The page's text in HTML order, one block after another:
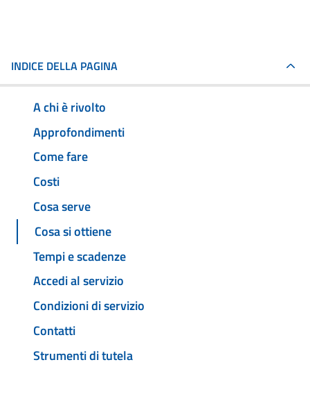
INDICE DELLA PAGINA
A chi è rivolto
Approfondimenti
Come fare
Costi
Cosa serve
Cosa si ottiene
Tempi e scadenze
Accedi al servizio
Condizioni di servizio
Contatti
Strumenti di tutela